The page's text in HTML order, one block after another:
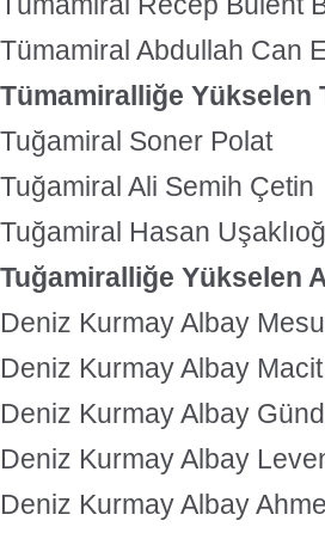
Tümamiral Abdullah Can
Tümamiralliğe Yükselen
Tuğamiral Soner Polat
Tuğamiral Ali Semih Çetin
Tuğamiral Hasan
Tuğamiralliğe Yükselen
Deniz Kurmay Albay
Deniz Kurmay Albay
Deniz Kurmay Albay
Deniz Kurmay Albay
Deniz Kurmay Albay